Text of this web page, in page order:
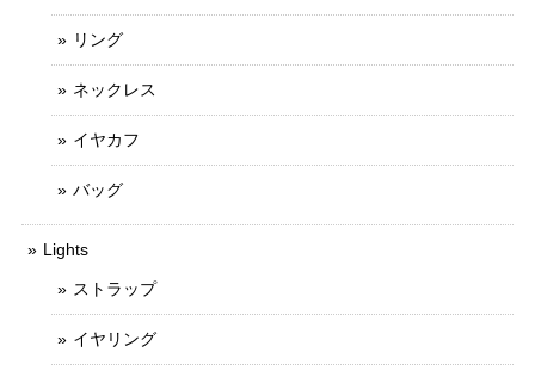
リング
ネックレス
イヤカフ
バッグ
Lights
ストラップ
イヤリング